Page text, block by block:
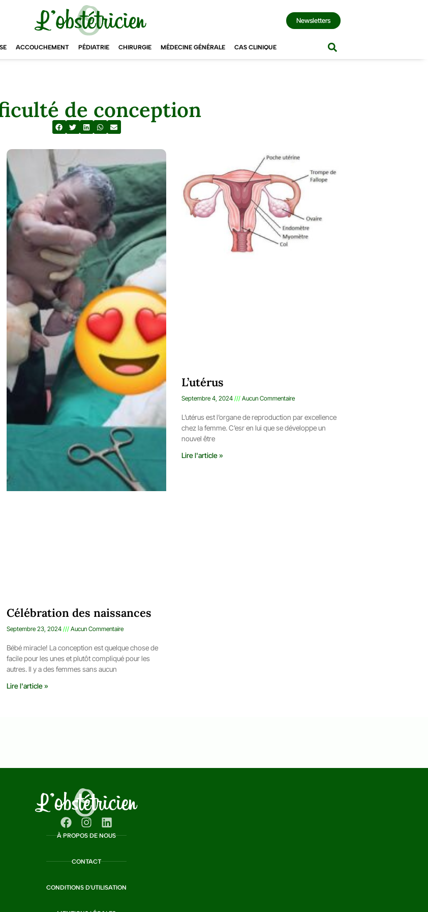
Newsletters
ACCOUCHEMENT PÉDIATRIE CHIRURGIE MÉDECINE GÉNÉRALE CAS CLINIQUE
de conception
Célébration des naissances
Septembre 23, 2024 Aucun Commentaire
Bébé miracle! La conception est quelque chose de
facile pour les unes et plutôt compliqué pour les
autres. Il y a des femmes sans aucun
Lire l'article »
L’utérus
Septembre 4, 2024 Aucun Commentaire
L’utérus est l’organe de reproduction par excellence
chez la femme. C’esr en lui que se développe un
nouvel être
Lire l'article »
À PROPOS DE NOUS
CONTACT
CONDITIONS D'UTILISATION